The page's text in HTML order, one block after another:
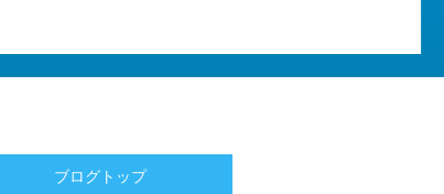
ブログトップ